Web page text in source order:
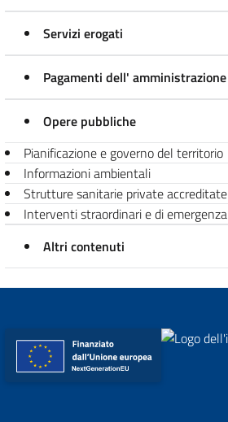
Servizi erogati
Pagamenti dell' amministrazione
Opere pubbliche
Pianificazione e governo del territorio
Informazioni ambientali
Strutture sanitarie private accreditate
Interventi straordinari e di emergenza
Altri contenuti